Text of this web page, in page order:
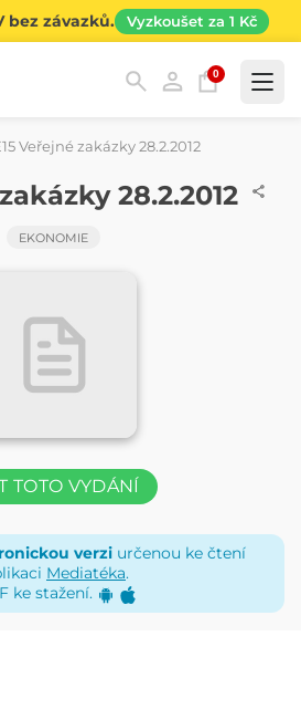
bez závazků. Vyzkoušet za 1 Kč
0
Veřejné zakázky 28.2.2012
28.2.2012
EKONOMIE
TOTO VYDÁNÍ
verzi určenou ke čtení
Mediatéka.
ke stažení.